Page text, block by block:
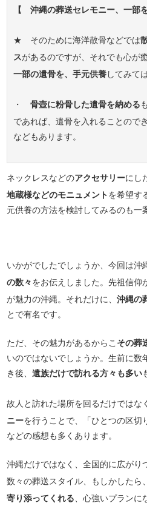
【 沖縄の葬送セレモニー、一部
★ そのために海洋散骨などでは
スがあるのですが、それでも心が
一部の遺骨を、手元供養してみて
・骨壺に粉骨した遺骨を納める
であれば、遺骨を入れることので
などもあります。
ネックレスなどのアクセサリーにし
地蔵様などのモニュメントを希望す
元供養の方法を検討してみるのも一
いかがでしたでしょうか、今回は沖
の数々をお伝えしました。先祖信仰
が魅力の沖縄。それだけに、沖縄の
とで有名です。
ただ、その魅力があるからこ その葬
いのではないでしょうか。生前に数
き後、遺族だけで訪れる方々も多い
故人と訪れた場所を回るだけではな
ニーを行うことで、「ひとつの区切
などの感想も多くあります。
沖縄だけではなく、全国的に広がり
数々の葬送スタイル、もしかしたら
寄り添ってくれる、心強いプランに